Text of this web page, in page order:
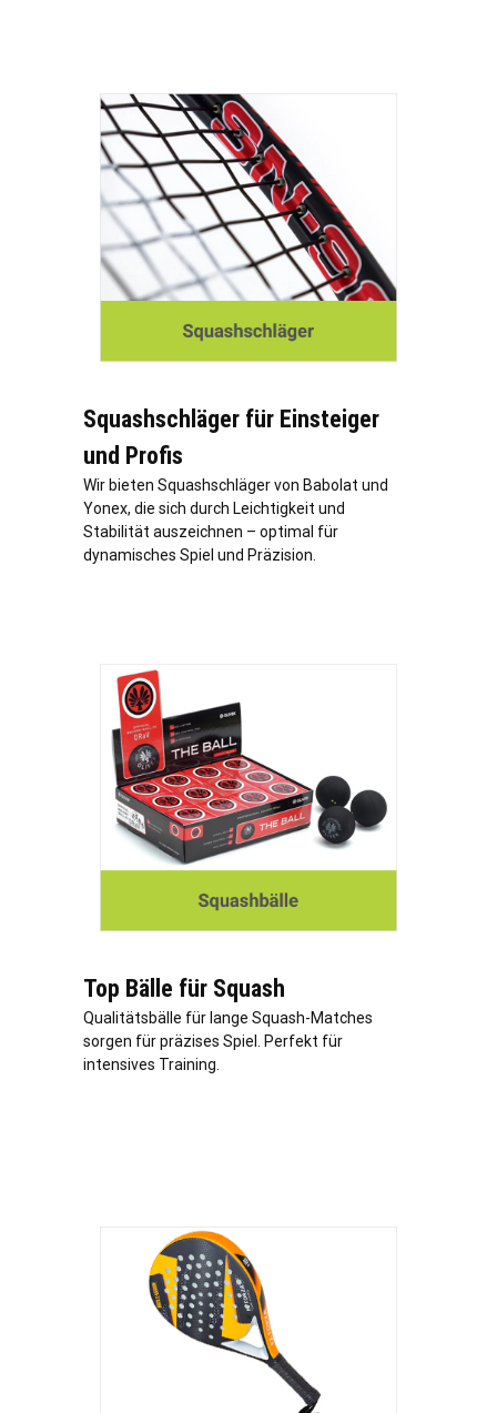
Squashschläger für Einsteiger
und Profis
Wir bieten Squashschläger von Babolat und
Yonex, die sich durch Leichtigkeit und
Stabilität auszeichnen – optimal für
dynamisches Spiel und Präzision.
Top Bälle für Squash
Qualitätsbälle für lange Squash-Matches
sorgen für präzises Spiel. Perfekt für
intensives Training.